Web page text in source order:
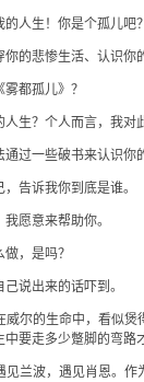
人生！你是个孤儿吧？
的悲惨生活、认识你
都孤儿》？
生？个人而言，我对
过一些破书来认识你
告诉我你到底是谁。
愿意来帮助你。
，是吗？
说出来的话吓到。
威尔的生命中，看似
要走多少蹩脚的弯路
见兰波，遇见肖恩。